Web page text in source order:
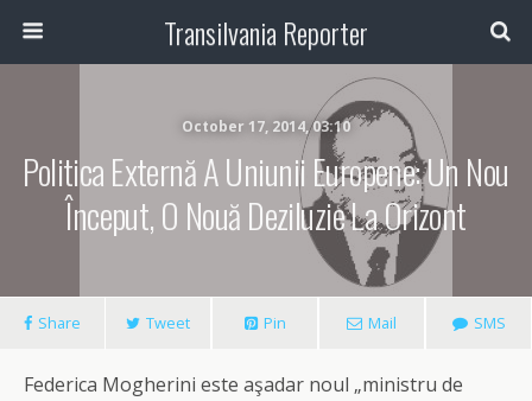
Transilvania Reporter
October 17, 2014, 03:10
Politica Externă A Uniunii Europene: Un Nou
Început, O Nouă Deziluzie La Orizont
Share Tweet Pin Mail SMS
Federica Mogherini este aşadar noul „ministru de